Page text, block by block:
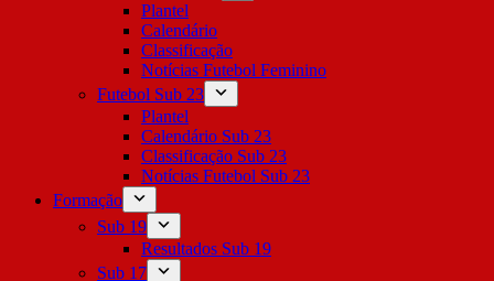
Plantel
Calendário
Classificação
Notícias Futebol Feminino
Futebol Sub 23
Plantel
Calendário Sub 23
Classificação Sub 23
Notícias Futebol Sub 23
Formação
Sub 19
Resultados Sub 19
Sub 17